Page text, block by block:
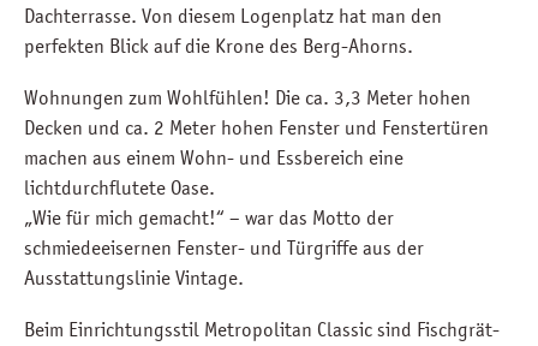
Dachterrasse. Von diesem Logenplatz hat man den
perfekten Blick auf die Krone des Berg-Ahorns.
Wohnungen zum Wohlfühlen! Die ca. 3,3 Meter hohen
Decken und ca. 2 Meter hohen Fenster und Fenstertüren
machen aus einem Wohn- und Essbereich eine
lichtdurchflutete Oase.
„Wie für mich gemacht!“ – war das Motto der
schmiedeeisernen Fenster- und Türgriffe aus der
Ausstattungslinie Vintage.
Beim Einrichtungsstil Metropolitan Classic sind Fischgrät-